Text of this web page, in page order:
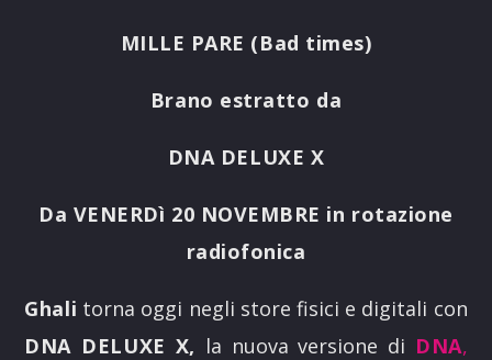
MILLE PARE (Bad times)
Brano estratto da
DNA DELUXE X
Da VENERDì 20 NOVEMBRE in rotazione
radiofonica
Ghali torna oggi negli store fisici e digitali con
DNA DELUXE X, la nuova versione di DNA,